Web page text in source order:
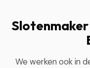
We werken ook in